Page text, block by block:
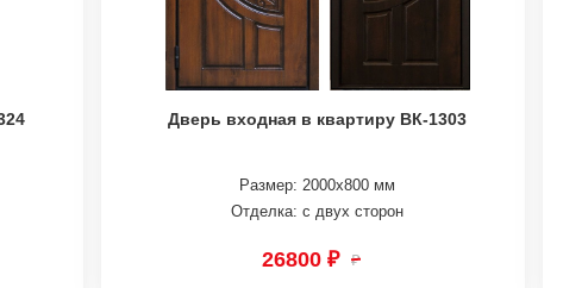
Дверь входная в квартиру ВК-1303
Размер: 2000х800 мм
Отделка: с двух сторон
26800 ₽ ₽